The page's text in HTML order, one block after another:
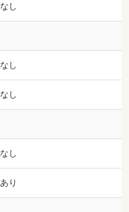
なし
なし
なし
なし
あり